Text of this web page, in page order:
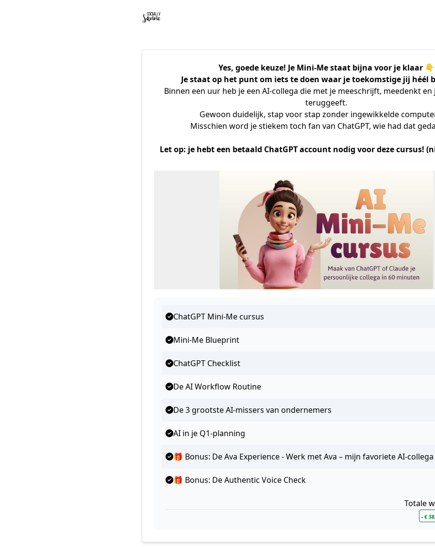
Yes, goede keuze! Je Mini-Me staat bijna voor je klaar 👇
Je staat op het punt om iets te doen waar je toekomstige jij héél
Binnen een uur heb je een AI-collega die met je meeschrijft, meedenkt
teruggeeft.
Gewoon duidelijk, stap voor stap zonder ingewikkelde
Misschien word je stiekem toch fan van ChatGPT, wie had dat
Let op: je hebt een betaald ChatGPT account nodig voor deze cursus!
ChatGPT Mini-Me cursus
Mini-Me Blueprint
ChatGPT Checklist
De AI Workflow Routine
De 3 grootste AI-missers van ondernemers
AI in je Q1-planning
🎁 Bonus: De Ava Experience - Werk met Ava – mijn favoriete AI-collega
🎁 Bonus: De Authentic Voice Check
- €
Totale